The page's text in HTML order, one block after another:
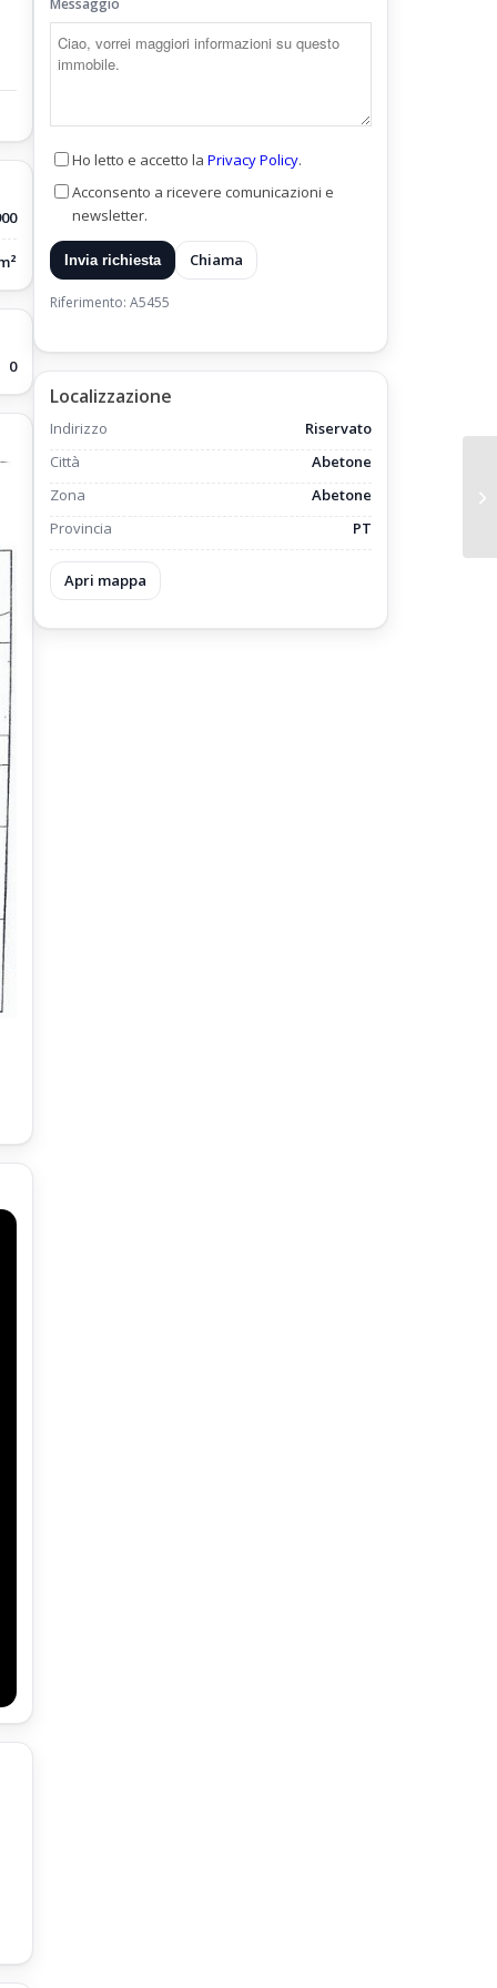
0
Messaggio
Ho letto e accetto la Privacy Policy.
Acconsento a ricevere comunicazioni e
newsletter.
Invia richiesta Chiama
Riferimento: A5455
Localizzazione
Indirizzo
Riservato
Città
Abetone
Zona
Abetone
Provincia
PT
Apri mappa